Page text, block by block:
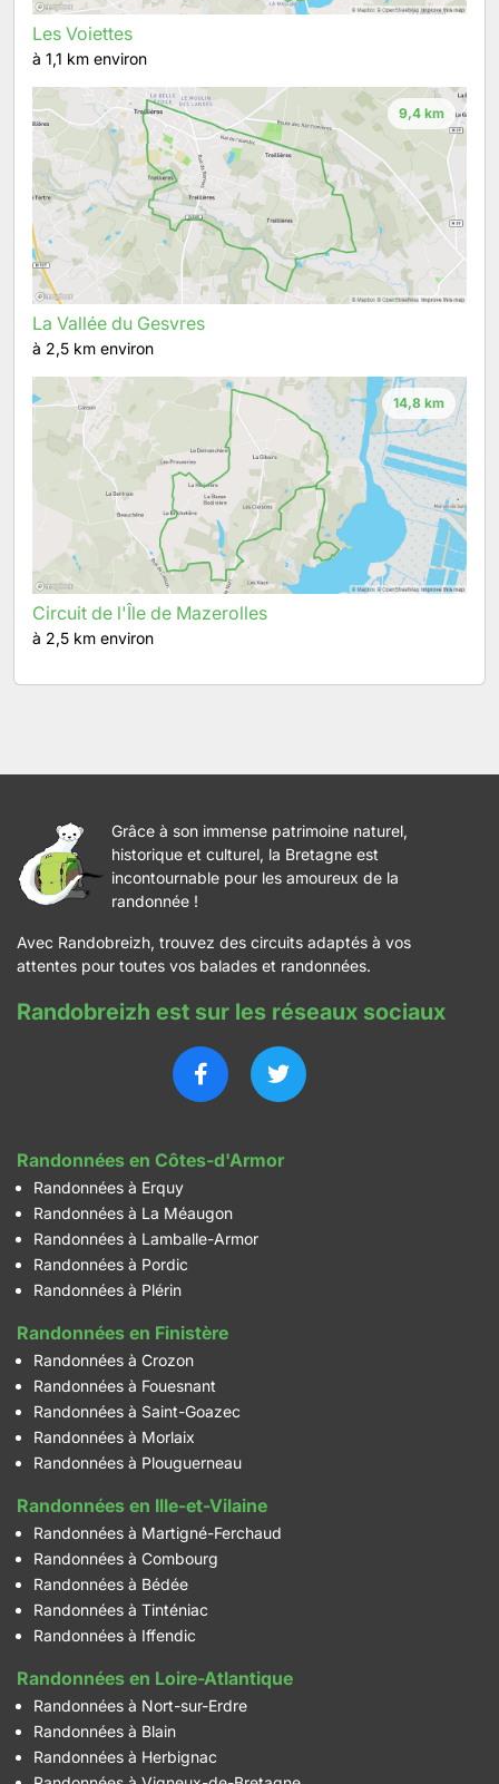
Les Voiettes
à 1,1 km environ
9,4 km
La Vallée du Gesvres
à 2,5 km environ
14,8 km
Circuit de l'Île de Mazerolles
à 2,5 km environ
Grâce à son immense patrimoine naturel,
historique et culturel, la Bretagne est
incontournable pour les amoureux de la
randonnée !
Avec Randobreizh, trouvez des circuits adaptés à vos
attentes pour toutes vos balades et randonnées.
Randobreizh est sur les réseaux sociaux
Randonnées en Côtes-d'Armor
Randonnées à Erquy
Randonnées à La Méaugon
Randonnées à Lamballe-Armor
Randonnées à Pordic
Randonnées à Plérin
Randonnées en Finistère
Randonnées à Crozon
Randonnées à Fouesnant
Randonnées à Saint-Goazec
Randonnées à Morlaix
Randonnées à Plouguerneau
Randonnées en Ille-et-Vilaine
Randonnées à Martigné-Ferchaud
Randonnées à Combourg
Randonnées à Bédée
Randonnées à Tinténiac
Randonnées à Iffendic
Randonnées en Loire-Atlantique
Randonnées à Nort-sur-Erdre
Randonnées à Blain
Randonnées à Herbignac